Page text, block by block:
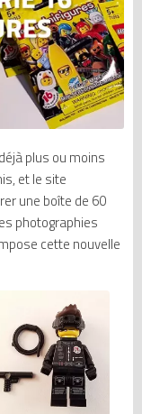
plus ou moins
et le site
une boîte de 60
photographies
cette nouvelle